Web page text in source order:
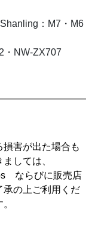
：M7・M6
・NW-ZX707
害が出た場合も
しては、
ならびに販売店
承の上ご利用くだ